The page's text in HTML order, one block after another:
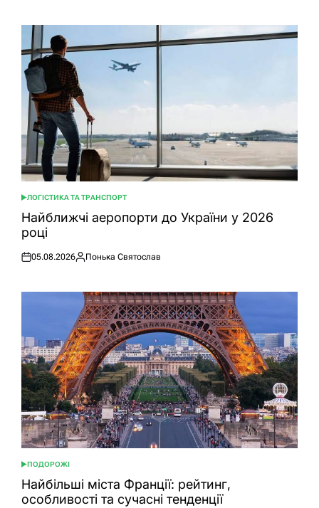
ОПУБЛІКУВАТИ
У
ЛОГІСТИКА ТА ТРАНСПОРТ
Найближчі аеропорти до України у 2026
році
Оприлюднено
05.08.2026
Опубліковано
Понька Святослав
ОПУБЛІКУВАТИ
У
ПОДОРОЖІ
Найбільші міста Франції: рейтинг,
особливості та сучасні тенденції